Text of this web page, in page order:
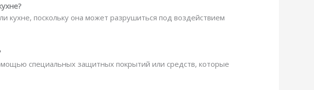
кухне, поскольку она может разрушиться под воздействием
специальных защитных покрытий или средств, которые